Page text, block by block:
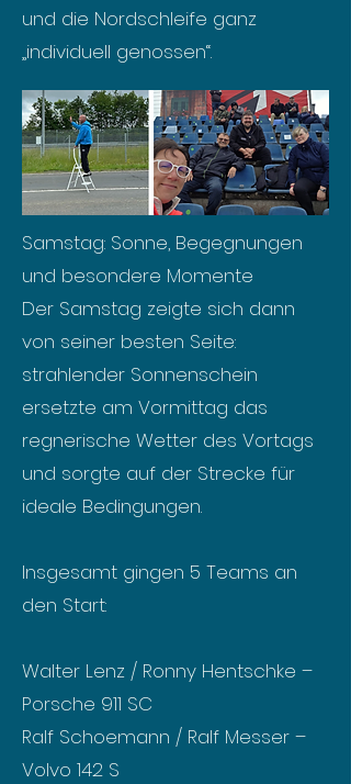
und die Nordschleife ganz
„individuell genossen“.
Samstag: Sonne, Begegnungen
und besondere Momente
Der Samstag zeigte sich dann
von seiner besten Seite:
strahlender Sonnenschein
ersetzte am Vormittag das
regnerische Wetter des Vortags
und sorgte auf der Strecke für
ideale Bedingungen.
Insgesamt gingen 5 Teams an
den Start:
Walter Lenz / Ronny Hentschke –
Porsche 911 SC
Ralf Schoemann / Ralf Messer –
Volvo 142 S